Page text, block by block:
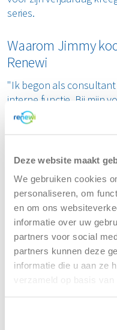
Deze website maakt
We gebruiken cookies
personaliseren, om
en om ons
informatie over uw
partners voor social
partners kunnen deze
informatie die u aan ze
verzameld op basis
series.
Waarom Jimmy
Renewi
"Ik begon als consultant
interne functie. Bij mijn
erg klein, wat mijn
een grotere organisatie
gesprek met de
Jimmy begon zijn
Services Consultant en
DevOps Engineer in het
actief is.
IT-
“Renewi is volop in